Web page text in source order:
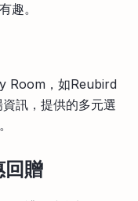
趣。
Room，如Reubird
訊，提供的多元選
回贈